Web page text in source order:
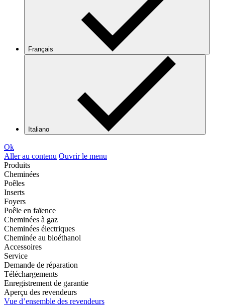
Français
Italiano
Ok
Aller au contenu Ouvrir le menu
Produits
Cheminées
Poêles
Inserts
Foyers
Poêle en faïence
Cheminées à gaz
Cheminées électriques
Cheminée au bioéthanol
Accessoires
Service
Demande de réparation
Téléchargements
Enregistrement de garantie
Aperçu des revendeurs
Vue d’ensemble des revendeurs